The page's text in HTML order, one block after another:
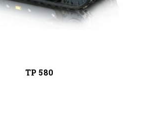
TP 580